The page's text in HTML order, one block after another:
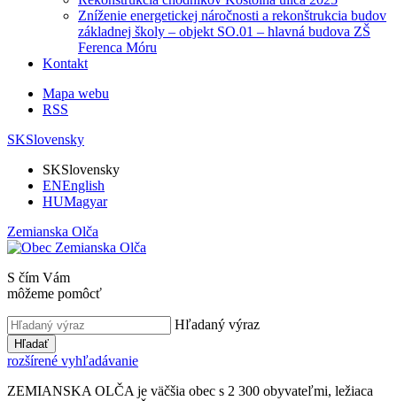
Zníženie energetickej náročnosti a rekonštrukcia budov
základnej školy – objekt SO.01 – hlavná budova ZŠ
Ferenca Móru
Kontakt
Mapa webu
RSS
SKSlovensky
SKSlovensky
ENEnglish
HUMagyar
Zemianska Olča
S čím Vám
môžeme pomôcť
Hľadaný výraz
Hľadať
rozšírené vyhľadávanie
ZEMIANSKA OLČA je väčšia obec s 2 300 obyvateľmi, ležiaca